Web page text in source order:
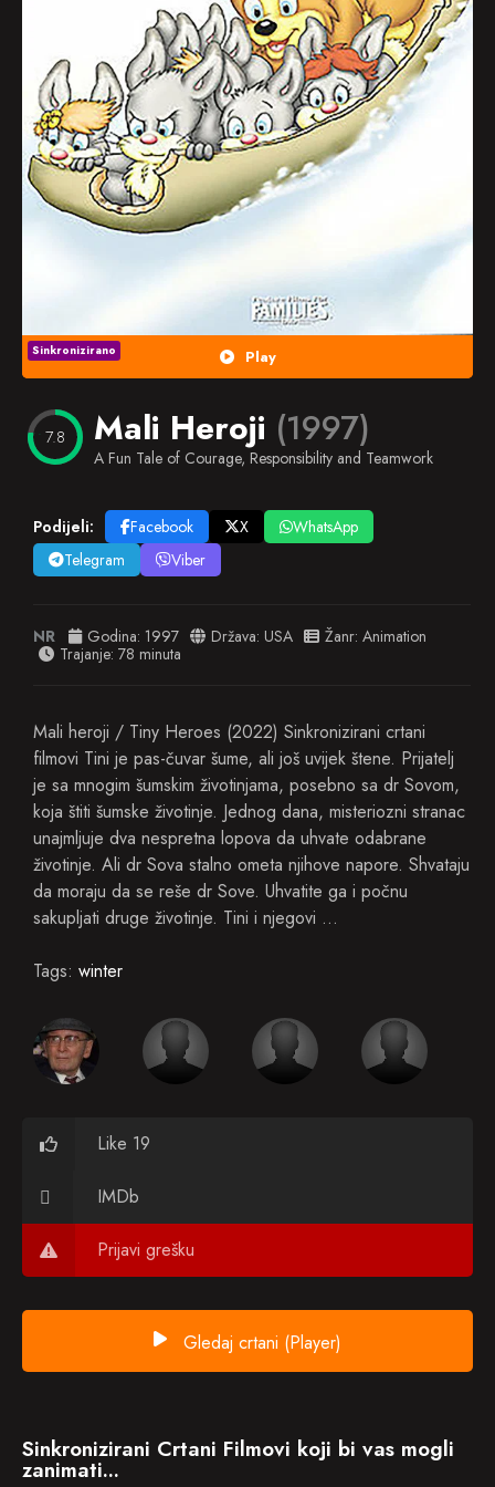
Popularno
Nasumično
Play
Sinkronizirano
7.8 Mali Heroji (1997)
A Fun Tale of Courage, Responsibility and Teamwork
Podijeli: Facebook X
WhatsApp
Telegram
Viber
NR Godina: 1997 Država: USA Žanr: Animation
Trajanje: 78 minuta
Mali heroji / Tiny Heroes (2022) Sinkronizirani crtani
filmovi Tini je pas-čuvar šume, ali još uvijek štene. Prijatelj
je sa mnogim šumskim životinjama, posebno sa dr Sovom,
koja štiti šumske životinje. Jednog dana, misteriozni stranac
unajmljuje dva nespretna lopova da uhvate odabrane
životinje. Ali dr Sova stalno ometa njihove napore. Shvataju
da moraju da se reše dr Sove. Uhvatite ga i počnu
sakupljati druge životinje. Tini i njegovi …
Tags: winter
Like 19
IMDb
Prijavi grešku
Gledaj crtani (Player)
Sinkronizirani Crtani Filmovi koji bi vas mogli
zanimati...